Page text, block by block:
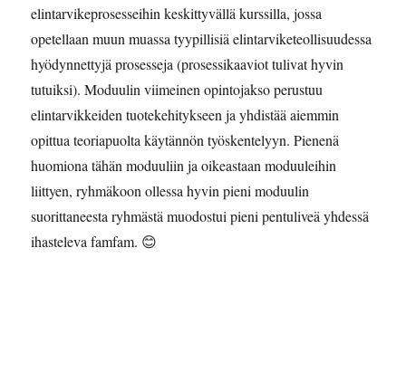
elintarvikeprosesseihin keskittyvällä kurssilla, jossa
opetellaan muun muassa tyypillisiä elintarviketeollisuudessa
hyödynnettyjä prosesseja (prosessikaaviot tulivat hyvin
tutuiksi). Moduulin viimeinen opintojakso perustuu
elintarvikkeiden tuotekehitykseen ja yhdistää aiemmin
opittua teoriapuolta käytännön työskentelyyn. Pienenä
huomiona tähän moduuliin ja oikeastaan moduuleihin
liittyen, ryhmäkoon ollessa hyvin pieni moduulin
suorittaneesta ryhmästä muodostui pieni pentuliveä yhdessä
ihasteleva famfam. 😊